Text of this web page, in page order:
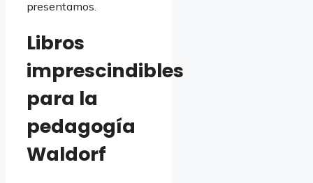
presentamos.
Libros
imprescindibles
para la
pedagogía
Waldorf